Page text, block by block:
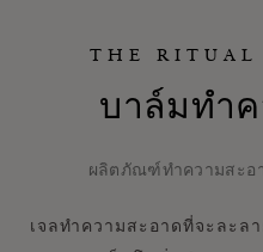
THE RITUAL
บาล์มทำ
ผลิตภัณฑ์ทำความสะอ
เจลทำความสะอาดที่จะละล